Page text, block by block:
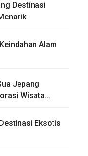
Destinasi
Alam
Jepang
Wisata
Eksotis